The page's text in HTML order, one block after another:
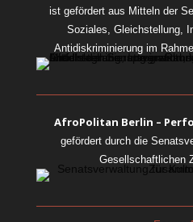
ist gefördert aus Mitteln der
Soziales, Gleichstellung,
Antidiskriminierung im
AfroPolitan Berlin –
gefördert durch die
Gesellschaftlichen